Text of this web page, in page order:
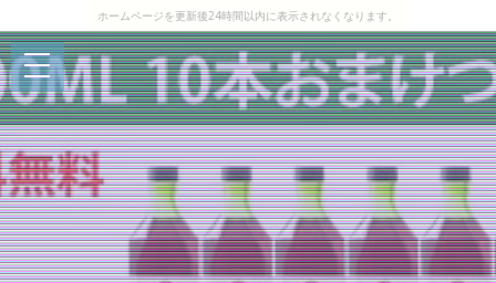
ホームページを更新後24時間以内に表示されなくなります。